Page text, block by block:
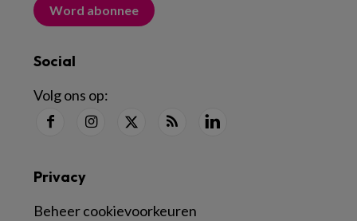
Word abonnee
Social
Volg ons op:
Privacy
Beheer cookievoorkeuren